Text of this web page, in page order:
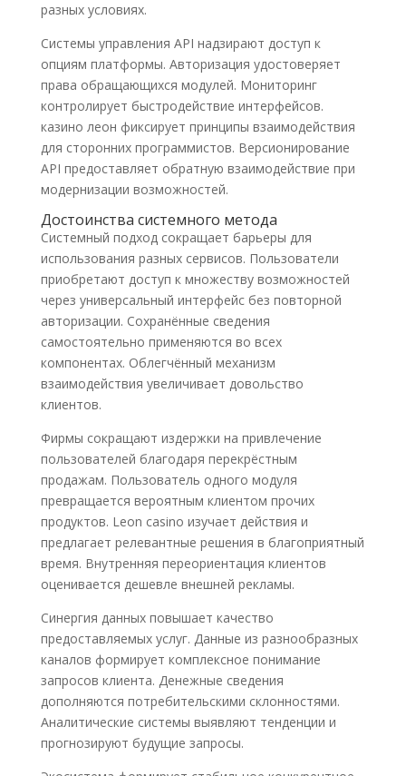
разных условиях.
Системы управления API надзирают доступ к
опциям платформы. Авторизация удостоверяет
права обращающихся модулей. Мониторинг
контролирует быстродействие интерфейсов.
казино леон фиксирует принципы взаимодействия
для сторонних программистов. Версионирование
API предоставляет обратную взаимодействие при
модернизации возможностей.
Достоинства системного метода
Системный подход сокращает барьеры для
использования разных сервисов. Пользователи
приобретают доступ к множеству возможностей
через универсальный интерфейс без повторной
авторизации. Сохранённые сведения
самостоятельно применяются во всех
компонентах. Облегчённый механизм
взаимодействия увеличивает довольство
клиентов.
Фирмы сокращают издержки на привлечение
пользователей благодаря перекрёстным
продажам. Пользователь одного модуля
превращается вероятным клиентом прочих
продуктов. Leon casino изучает действия и
предлагает релевантные решения в благоприятный
время. Внутренняя переориентация клиентов
оценивается дешевле внешней рекламы.
Синергия данных повышает качество
предоставляемых услуг. Данные из разнообразных
каналов формирует комплексное понимание
запросов клиента. Денежные сведения
дополняются потребительскими склонностями.
Аналитические системы выявляют тенденции и
прогнозируют будущие запросы.